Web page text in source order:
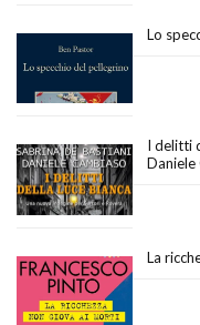
Lo
I delitti
Daniele
La